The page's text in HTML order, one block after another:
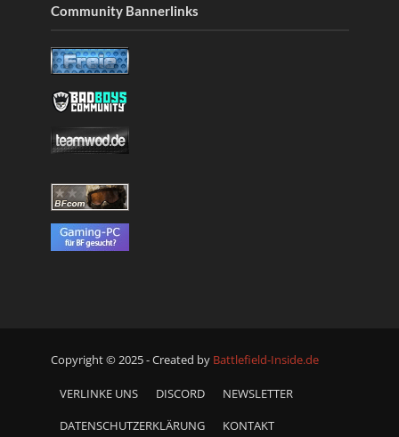
Community Bannerlinks
Copyright © 2025 - Created by Battlefield-Inside.de
VERLINKE UNS DISCORD NEWSLETTER
DATENSCHUTZERKLÄRUNG KONTAKT